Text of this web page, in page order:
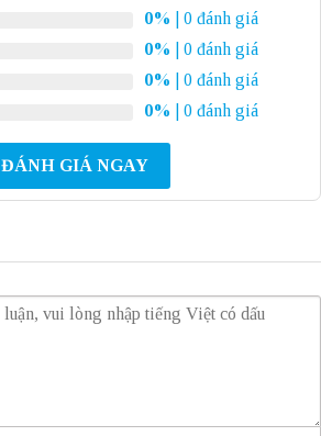
0%
| 0 đánh giá
0%
| 0 đánh giá
0%
| 0 đánh giá
0% | 0 đánh giá
ĐÁNH GIÁ NGAY